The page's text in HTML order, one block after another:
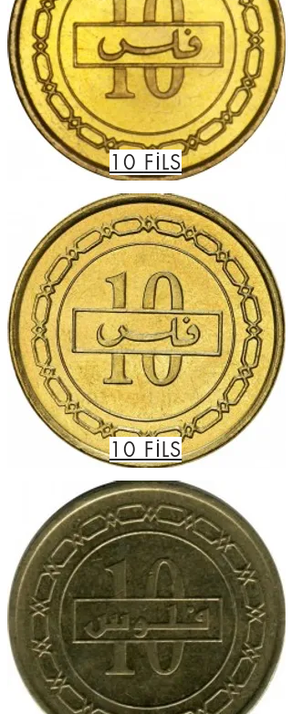
10 FİLS
10 FİLS